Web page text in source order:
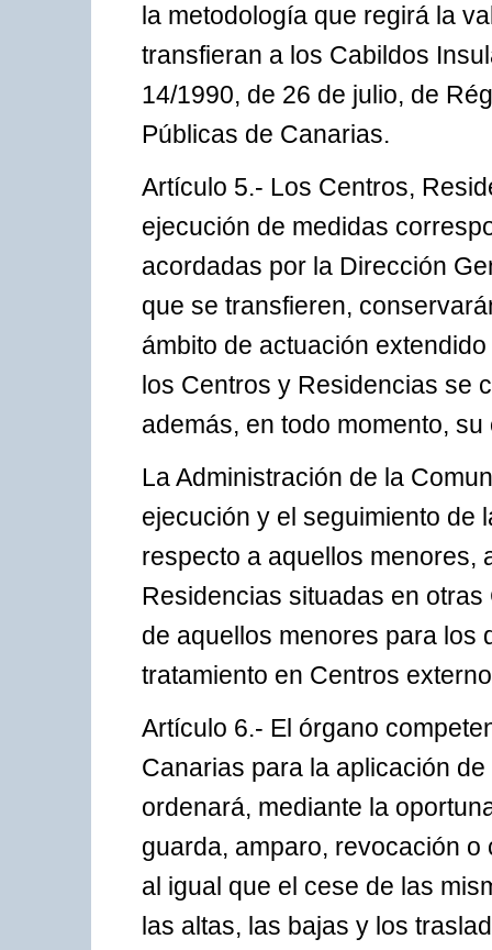
la metodología que regirá la
transfieran a los Cabildos
14/1990, de 26 de julio, de
Públicas de Canarias.
Artículo 5.- Los Centros,
ejecución de medidas
acordadas por la Dirección
que se transfieren,
ámbito de actuación
los Centros y Residencias se
además, en todo momento,
La Administración de la
ejecución y el seguimiento de
respecto a aquellos menores,
Residencias situadas en
de aquellos menores para los
tratamiento en Centros
Artículo 6.- El órgano
Canarias para la aplicación
ordenará, mediante la
guarda, amparo, revocación
al igual que el cese de las
las altas, las bajas y los